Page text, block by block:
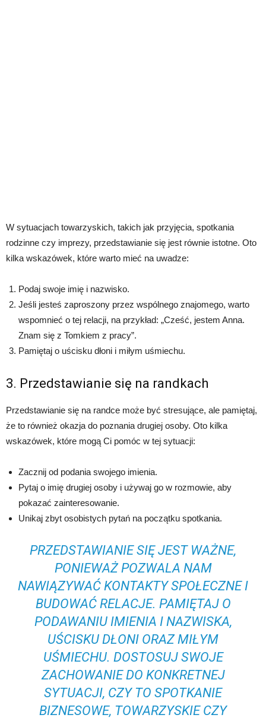
W sytuacjach towarzyskich, takich jak przyjęcia, spotkania
rodzinne czy imprezy, przedstawianie się jest równie istotne. Oto
kilka wskazówek, które warto mieć na uwadze:
Podaj swoje imię i nazwisko.
Jeśli jesteś zaproszony przez wspólnego znajomego, warto
wspomnieć o tej relacji, na przykład: „Cześć, jestem Anna.
Znam się z Tomkiem z pracy”.
Pamiętaj o uścisku dłoni i miłym uśmiechu.
3. Przedstawianie się na randkach
Przedstawianie się na randce może być stresujące, ale pamiętaj,
że to również okazja do poznania drugiej osoby. Oto kilka
wskazówek, które mogą Ci pomóc w tej sytuacji:
Zacznij od podania swojego imienia.
Pytaj o imię drugiej osoby i używaj go w rozmowie, aby
pokazać zainteresowanie.
Unikaj zbyt osobistych pytań na początku spotkania.
PRZEDSTAWIANIE SIĘ JEST WAŻNE,
PONIEWAŻ POZWALA NAM
NAWIĄZYWAĆ KONTAKTY SPOŁECZNE I
BUDOWAĆ RELACJE. PAMIĘTAJ O
PODAWANIU IMIENIA I NAZWISKA,
UŚCISKU DŁONI ORAZ MIŁYM
UŚMIECHU. DOSTOSUJ SWOJE
ZACHOWANIE DO KONKRETNEJ
SYTUACJI, CZY TO SPOTKANIE
BIZNESOWE, TOWARZYSKIE CZY